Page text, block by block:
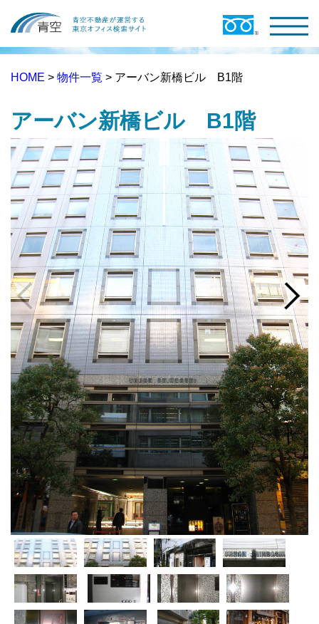
HOME > 物件一覧 > アーバン新橋ビル B1階
アーバン新橋ビル B1階